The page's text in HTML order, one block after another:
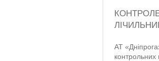
АТ
контрольних